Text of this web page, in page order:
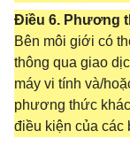
Điều 6. Phương
Bên môi giới có
thông qua giao
máy vi tính và/
phương thức
điều kiện của các